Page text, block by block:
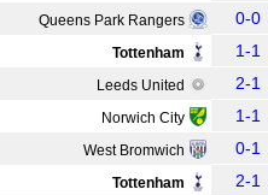
Queens Park Rangers 0-0
Tottenham 1-1
Leeds United 2-1
Norwich City 1-1
West Bromwich 0-1
Tottenham 2-1